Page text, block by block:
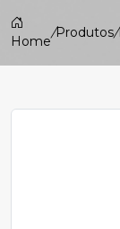
Home
/Produtos/